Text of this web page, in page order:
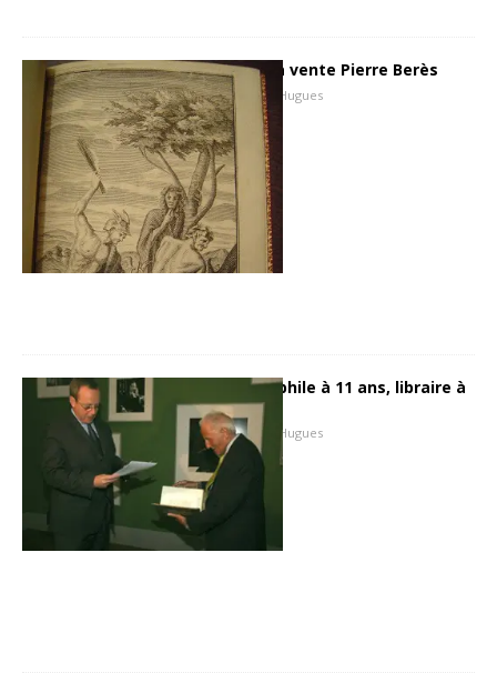
Compte rendu de la vente Pierre Berès
18 décembre 2007 Hugues
Pierre Berès, bibliophile à 11 ans, libraire à
17 ans…
16 décembre 2007 Hugues